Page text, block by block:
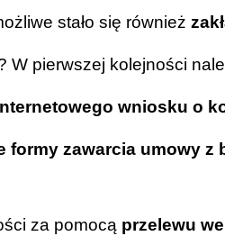
stało się również
W pierwszej kolejności
wniosku o
formy zawarcia umowy z
za pomocą przelewu